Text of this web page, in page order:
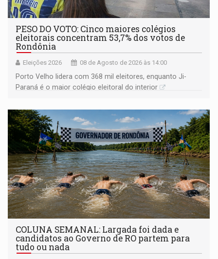
PESO DO VOTO: Cinco maiores colégios
eleitorais concentram 53,7% dos votos de
Rondônia
Eleições 2026 08 de Agosto de 2026 às 14:00
Porto Velho lidera com 368 mil eleitores, enquanto Ji-
Paraná é o maior colégio eleitoral do interior
COLUNA SEMANAL: Largada foi dada e
candidatos ao Governo de RO partem para
tudo ou nada